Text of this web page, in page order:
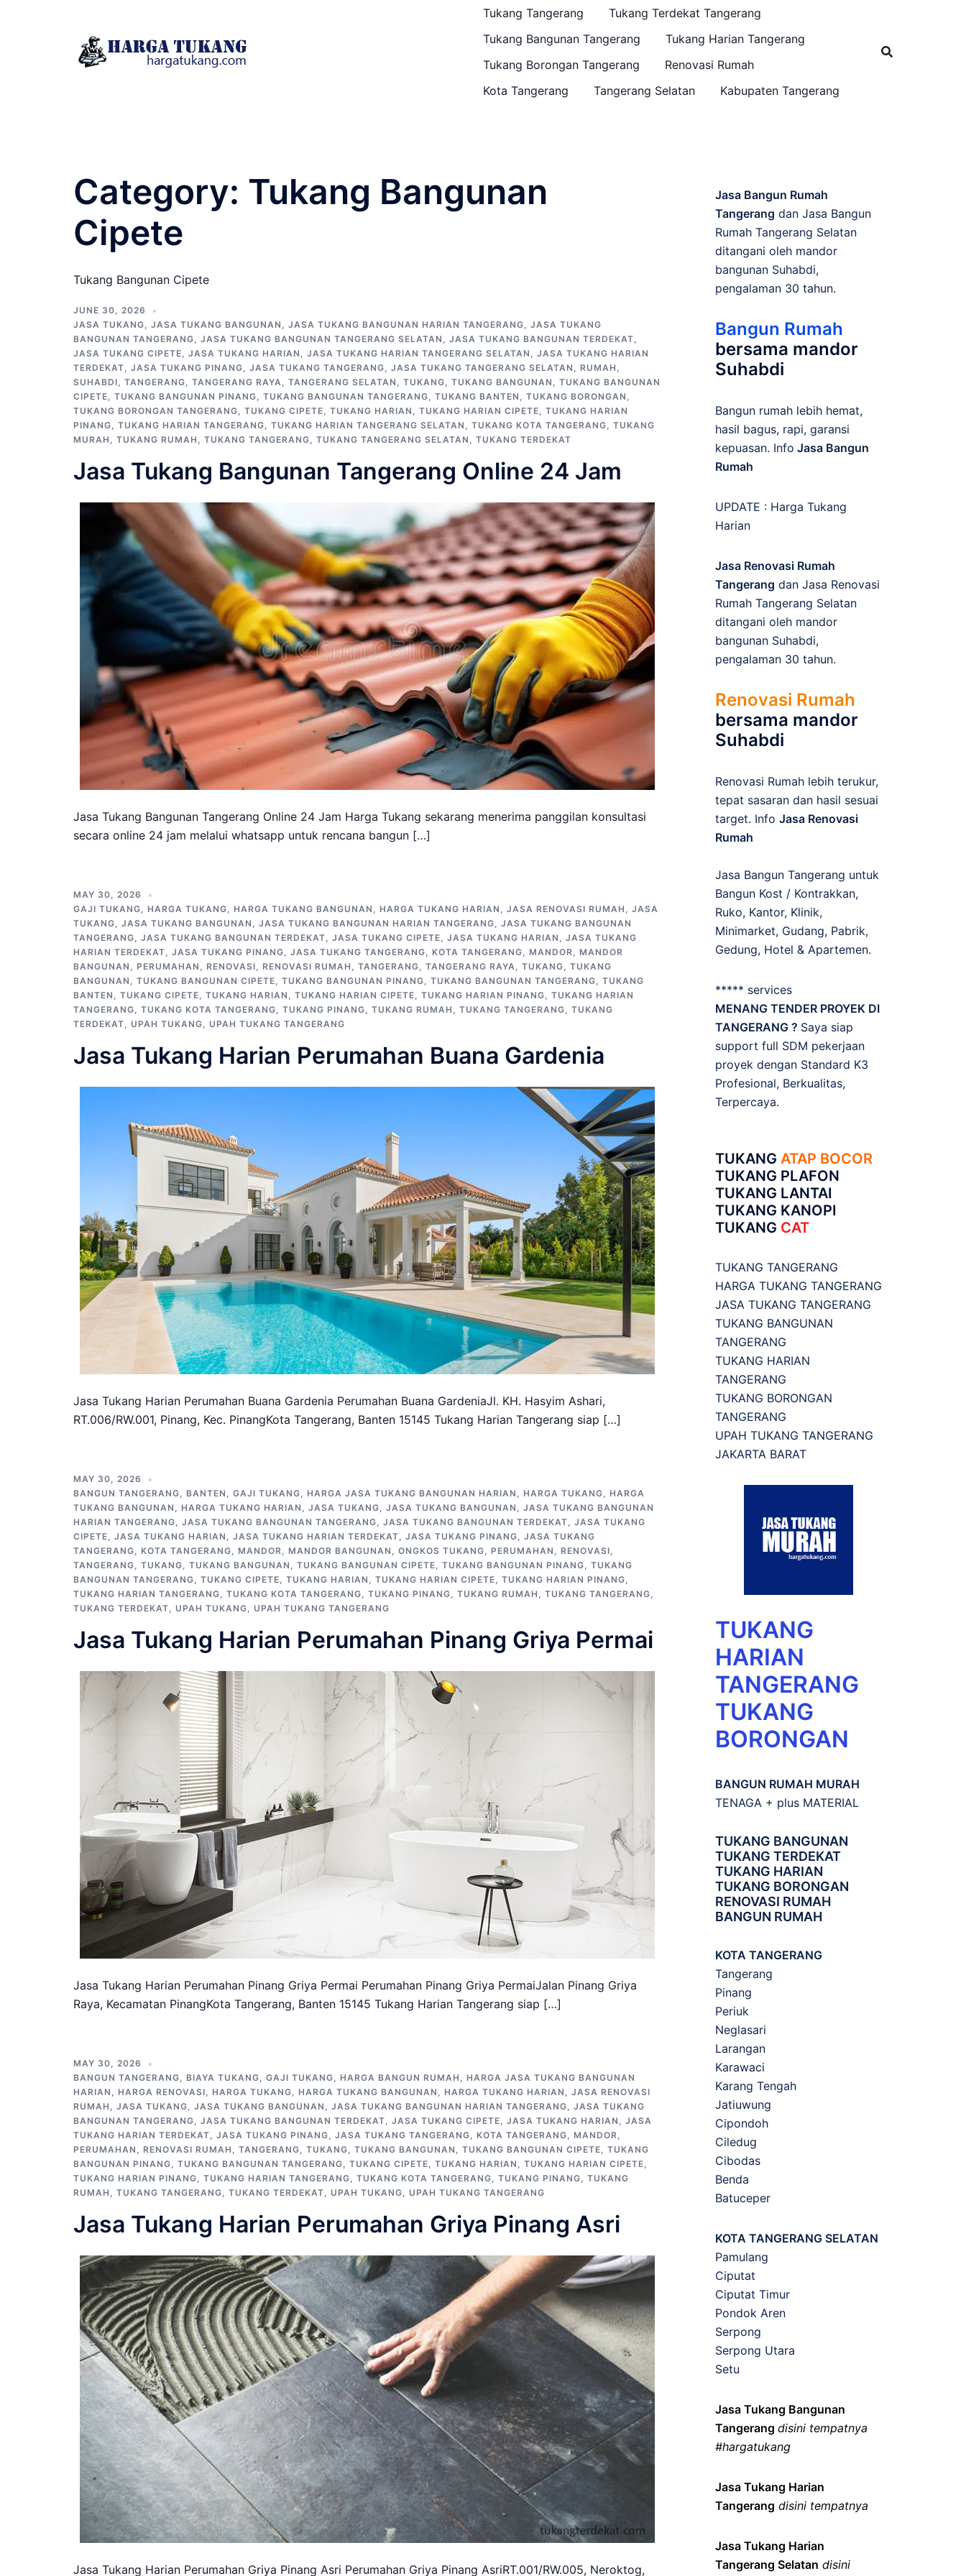
Tukang Tangerang
Tukang Terdekat Tangerang
Tukang Bangunan Tangerang
Tukang Harian Tangerang
Tukang Borongan Tangerang
Renovasi Rumah
Kota Tangerang
Tangerang Selatan Kabupaten Tangerang
Category: Tukang Bangunan
Cipete
Tukang Bangunan Cipete
JUNE 30, 2026
JASA TUKANG, JASA TUKANG BANGUNAN , JASA TUKANG BANGUNAN HARIAN TANGERANG, JASA TUKANG
BANGUNAN TANGERANG, JASA TUKANG BANGUNAN TANGERANG SELATAN , JASA TUKANG BANGUNAN TERDEKAT,
JASA TUKANG CIPETE, JASA TUKANG HARIAN , JASA TUKANG HARIAN TANGERANG SELATAN , JASA TUKANG HARIAN
TERDEKAT, JASA TUKANG PINANG, JASA TUKANG TANGERANG, JASA TUKANG TANGERANG SELATAN , RUMAH ,
SUHABDI, TANGERANG, TANGERANG RAYA, TANGERANG SELATAN , TUKANG, TUKANG BANGUNAN , TUKANG BANGUNAN
CIPETE, TUKANG BANGUNAN PINANG, TUKANG BANGUNAN TANGERANG, TUKANG BANTEN , TUKANG BORONGAN ,
TUKANG BORONGAN TANGERANG, TUKANG CIPETE, TUKANG HARIAN , TUKANG HARIAN CIPETE, TUKANG HARIAN
PINANG, TUKANG HARIAN TANGERANG, TUKANG HARIAN TANGERANG SELATAN , TUKANG KOTA TANGERANG, TUKANG
MURAH , TUKANG RUMAH , TUKANG TANGERANG, TUKANG TANGERANG SELATAN , TUKANG TERDEKAT
Jasa Tukang Bangunan Tangerang Online 24 Jam
Jasa Tukang Bangunan Tangerang Online 24 Jam Harga Tukang sekarang menerima panggilan konsultasi
secara online 24 jam melalui whatsapp untuk rencana bangun […]
MAY 30, 2026
GAJI TUKANG, HARGA TUKANG, HARGA TUKANG BANGUNAN , HARGA TUKANG HARIAN , JASA RENOVASI RUMAH , JASA
TUKANG, JASA TUKANG BANGUNAN , JASA TUKANG BANGUNAN HARIAN TANGERANG, JASA TUKANG BANGUNAN
TANGERANG, JASA TUKANG BANGUNAN TERDEKAT, JASA TUKANG CIPETE, JASA TUKANG HARIAN , JASA TUKANG
HARIAN TERDEKAT, JASA TUKANG PINANG, JASA TUKANG TANGERANG, KOTA TANGERANG, MANDOR, MANDOR
BANGUNAN , PERUMAHAN , RENOVASI, RENOVASI RUMAH , TANGERANG, TANGERANG RAYA, TUKANG, TUKANG
BANGUNAN , TUKANG BANGUNAN CIPETE, TUKANG BANGUNAN PINANG, TUKANG BANGUNAN TANGERANG, TUKANG
BANTEN , TUKANG CIPETE, TUKANG HARIAN , TUKANG HARIAN CIPETE, TUKANG HARIAN PINANG, TUKANG HARIAN
TANGERANG, TUKANG KOTA TANGERANG, TUKANG PINANG, TUKANG RUMAH , TUKANG TANGERANG, TUKANG
TERDEKAT, UPAH TUKANG, UPAH TUKANG TANGERANG
Jasa Tukang Harian Perumahan Buana Gardenia
Jasa Tukang Harian Perumahan Buana Gardenia Perumahan Buana GardeniaJl. KH. Hasyim Ashari,
RT.006/RW.001, Pinang, Kec. PinangKota Tangerang, Banten 15145 Tukang Harian Tangerang siap […]
MAY 30, 2026
BANGUN TANGERANG, BANTEN , GAJI TUKANG, HARGA JASA TUKANG BANGUNAN HARIAN , HARGA TUKANG, HARGA
TUKANG BANGUNAN , HARGA TUKANG HARIAN , JASA TUKANG, JASA TUKANG BANGUNAN , JASA TUKANG BANGUNAN
HARIAN TANGERANG, JASA TUKANG BANGUNAN TANGERANG, JASA TUKANG BANGUNAN TERDEKAT, JASA TUKANG
CIPETE, JASA TUKANG HARIAN , JASA TUKANG HARIAN TERDEKAT, JASA TUKANG PINANG, JASA TUKANG
TANGERANG, KOTA TANGERANG, MANDOR, MANDOR BANGUNAN , ONGKOS TUKANG, PERUMAHAN , RENOVASI,
TANGERANG, TUKANG, TUKANG BANGUNAN , TUKANG BANGUNAN CIPETE, TUKANG BANGUNAN PINANG, TUKANG
BANGUNAN TANGERANG, TUKANG CIPETE, TUKANG HARIAN , TUKANG HARIAN CIPETE, TUKANG HARIAN PINANG,
TUKANG HARIAN TANGERANG, TUKANG KOTA TANGERANG, TUKANG PINANG, TUKANG RUMAH , TUKANG TANGERANG,
TUKANG TERDEKAT, UPAH TUKANG, UPAH TUKANG TANGERANG
Jasa Tukang Harian Perumahan Pinang Griya Permai
Jasa Tukang Harian Perumahan Pinang Griya Permai Perumahan Pinang Griya PermaiJalan Pinang Griya
Raya, Kecamatan PinangKota Tangerang, Banten 15145 Tukang Harian Tangerang siap […]
MAY 30, 2026
BANGUN TANGERANG, BIAYA TUKANG, GAJI TUKANG, HARGA BANGUN RUMAH , HARGA JASA TUKANG BANGUNAN
HARIAN , HARGA RENOVASI, HARGA TUKANG, HARGA TUKANG BANGUNAN , HARGA TUKANG HARIAN , JASA RENOVASI
RUMAH , JASA TUKANG, JASA TUKANG BANGUNAN , JASA TUKANG BANGUNAN HARIAN TANGERANG, JASA TUKANG
BANGUNAN TANGERANG, JASA TUKANG BANGUNAN TERDEKAT, JASA TUKANG CIPETE, JASA TUKANG HARIAN , JASA
TUKANG HARIAN TERDEKAT, JASA TUKANG PINANG, JASA TUKANG TANGERANG, KOTA TANGERANG, MANDOR,
PERUMAHAN , RENOVASI RUMAH , TANGERANG, TUKANG, TUKANG BANGUNAN , TUKANG BANGUNAN CIPETE, TUKANG
BANGUNAN PINANG, TUKANG BANGUNAN TANGERANG, TUKANG CIPETE, TUKANG HARIAN , TUKANG HARIAN CIPETE,
TUKANG HARIAN PINANG, TUKANG HARIAN TANGERANG, TUKANG KOTA TANGERANG, TUKANG PINANG, TUKANG
RUMAH , TUKANG TANGERANG, TUKANG TERDEKAT, UPAH TUKANG, UPAH TUKANG TANGERANG
Jasa Tukang Harian Perumahan Griya Pinang Asri
Jasa Tukang Harian Perumahan Griya Pinang Asri Perumahan Griya Pinang AsriRT.001/RW.005, Neroktog,
Jasa Bangun Rumah
Tangerang dan Jasa Bangun
Rumah Tangerang Selatan
ditangani oleh mandor
bangunan Suhabdi,
pengalaman 30 tahun.
Bangun Rumah
bersama mandor
Suhabdi
Bangun rumah lebih hemat,
hasil bagus, rapi, garansi
kepuasan. Info Jasa Bangun
Rumah
UPDATE : Harga Tukang
Harian
Jasa Renovasi Rumah
Tangerang dan Jasa Renovasi
Rumah Tangerang Selatan
ditangani oleh mandor
bangunan Suhabdi,
pengalaman 30 tahun.
Renovasi Rumah
bersama mandor
Suhabdi
Renovasi Rumah lebih terukur,
tepat sasaran dan hasil sesuai
target. Info Jasa Renovasi
Rumah
Jasa Bangun Tangerang untuk
Bangun Kost / Kontrakkan,
Ruko, Kantor, Klinik,
Minimarket, Gudang, Pabrik,
Gedung, Hotel & Apartemen.
***** services
MENANG TENDER PROYEK DI
TANGERANG ? Saya siap
support full SDM pekerjaan
proyek dengan Standard K3
Profesional, Berkualitas,
Terpercaya.
TUKANG ATAP BOCOR
TUKANG PLAFON
TUKANG LANTAI
TUKANG KANOPI
TUKANG CAT
TUKANG TANGERANG
HARGA TUKANG TANGERANG
JASA TUKANG TANGERANG
TUKANG BANGUNAN
TANGERANG
TUKANG HARIAN
TANGERANG
TUKANG BORONGAN
TANGERANG
UPAH TUKANG TANGERANG
JAKARTA BARAT
TUKANG
HARIAN
TANGERANG
TUKANG
BORONGAN
BANGUN RUMAH MURAH
TENAGA + plus MATERIAL
TUKANG BANGUNAN
TUKANG TERDEKAT
TUKANG HARIAN
TUKANG BORONGAN
RENOVASI RUMAH
BANGUN RUMAH
KOTA TANGERANG
Tangerang
Pinang
Periuk
Neglasari
Larangan
Karawaci
Karang Tengah
Jatiuwung
Cipondoh
Ciledug
Cibodas
Benda
Batuceper
KOTA TANGERANG SELATAN
Pamulang
Ciputat
Ciputat Timur
Pondok Aren
Serpong
Serpong Utara
Setu
Jasa Tukang Bangunan
Tangerang disini tempatnya
#hargatukang
Jasa Tukang Harian
Tangerang disini tempatnya
Jasa Tukang Harian
Tangerang Selatan disini